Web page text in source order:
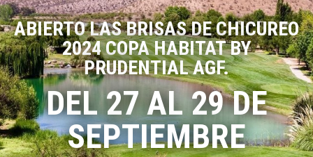
ABIERTO LAS BRISAS DE CHICUREO
2024 COPA HABITAT BY
PRUDENTIAL AGF.
DEL 27 AL 29 DE
SEPTIEMBRE